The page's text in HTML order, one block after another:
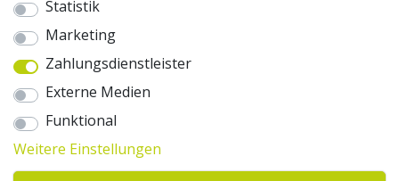
WIR VERSENDEN MIT
AUSZEICHNUNGEN & SICHERHEIT
© 2026 pentagonsports.de
Pentagon Sports GmbH & Co. KG
Daten­schutz­erklärung
Statistik
Marketing
Zahlungsdienstleister
Externe Medien
Funktional
Weitere Einstellungen